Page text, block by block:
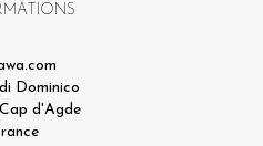
Dominico
d'Agde